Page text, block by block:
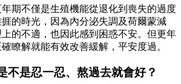
期不僅是生殖機能從退化到喪失的過度
的時光，因為內分泌失調及荷爾蒙減
的不適，也因此感到困惑不安。但更年
瞭解就能有效改善緩解，平安度過。
不是忍一忍、熬過去就會好？